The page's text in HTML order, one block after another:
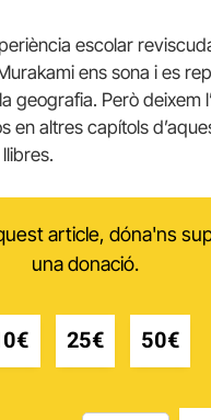
escolar
ens sona i es
geografia. Però deixem
en altres capítols
article, dóna'ns
una donació.
25€ 50€